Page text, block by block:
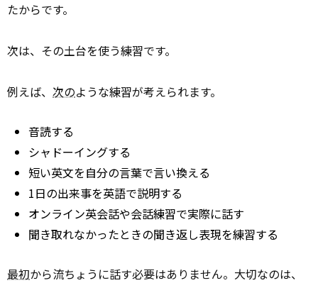
たからです。
次は、その土台を使う練習です。
例えば、 次のような練習が考えられます。
音読する
シャドーイングする
短い英文を自分の言葉で言い換える
1日の出来事を英語で説明する
オンライン英会話や会話練習で実際に話す
聞き取れなかったときの聞き返し表現を練習する
最初から流ちょうに話す必要はありません。大切なのは、